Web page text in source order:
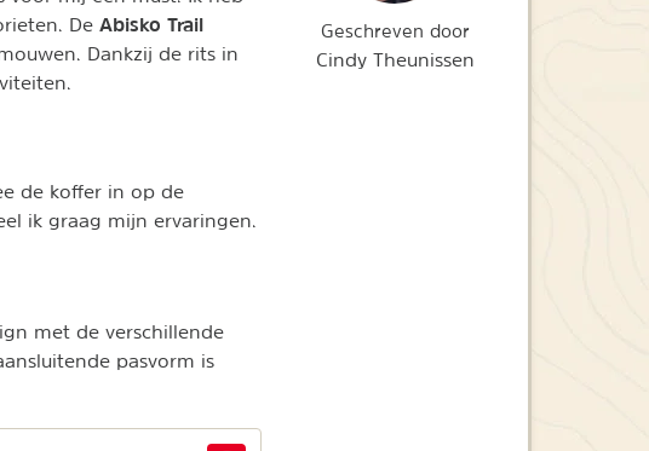
De Abisko Trail
Dankzij de rits in
de koffer in op de
ik graag mijn ervaringen.
met de verschillende
pasvorm is
Geschreven door
Cindy Theunissen